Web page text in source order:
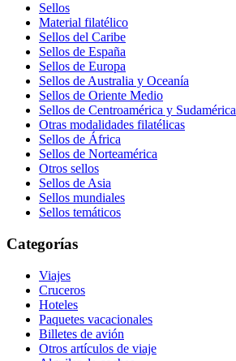
Sellos
Material filatélico
Sellos del Caribe
Sellos de España
Sellos de Europa
Sellos de Australia y Oceanía
Sellos de Oriente Medio
Sellos de Centroamérica y Sudamérica
Otras modalidades filatélicas
Sellos de África
Sellos de Norteamérica
Otros sellos
Sellos de Asia
Sellos mundiales
Sellos temáticos
Categorías
Viajes
Cruceros
Hoteles
Paquetes vacacionales
Billetes de avión
Otros artículos de viaje